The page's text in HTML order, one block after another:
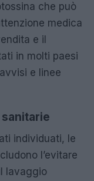
che può
medica
e il
in molti paesi
e linee
individuati, le
l’evitare
lavaggio